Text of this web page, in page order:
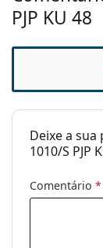
Estojo:
Pano de
Outros
Categoria:
Uso:
PJP KU 48
Deixe a
1010/S PJP
Comentário *